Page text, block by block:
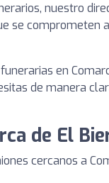
nuestro
se comprometen
en
de manera
de El
cercanos a